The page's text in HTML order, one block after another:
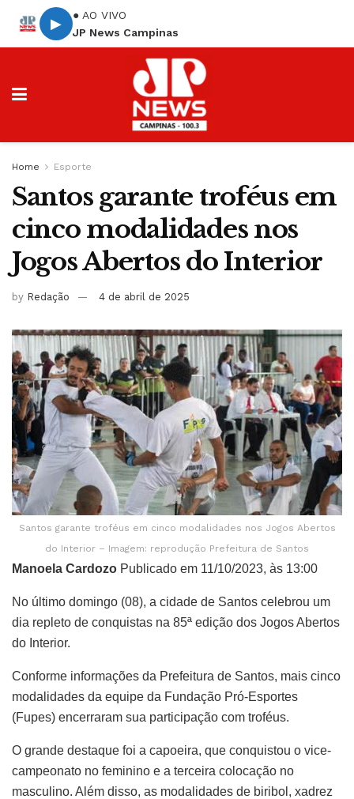
▶
● AO VIVO
JP News Campinas
Home Esporte
Santos garante troféus em
cinco modalidades nos
Jogos Abertos do Interior
by Redação 4 de abril de 2025
Santos garante troféus em cinco modalidades nos Jogos Abertos
do Interior – Imagem: reprodução Prefeitura de Santos
Manoela Cardozo Publicado em 11/10/2023, às 13:00
No último domingo (08), a cidade de Santos celebrou um
dia repleto de conquistas na 85ª edição dos Jogos Abertos
do Interior.
Conforme informações da Prefeitura de Santos, mais cinco
modalidades da equipe da Fundação Pró-Esportes
(Fupes) encerraram sua participação com troféus.
O grande destaque foi a capoeira, que conquistou o vice-
campeonato no feminino e a terceira colocação no
masculino. Além disso, as modalidades de biribol, xadrez